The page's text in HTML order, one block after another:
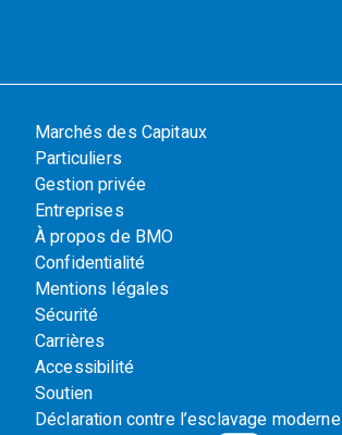
Marchés des Capitaux
Particuliers
Gestion privée
Entreprises
À propos de BMO
Confidentialité
Mentions légales
Sécurité
Carrières
Accessibilité
Soutien
Déclaration contre l’esclavage moderne